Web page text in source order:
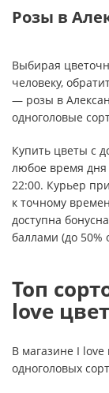
Розы в
Выбирая
человеку,
— розы в
одноголовые
Купить цветы с
любое время дня
22:00. Курьер
к точному
доступна
баллами (до 50%
Топ
love
В магазине I
одноголовых